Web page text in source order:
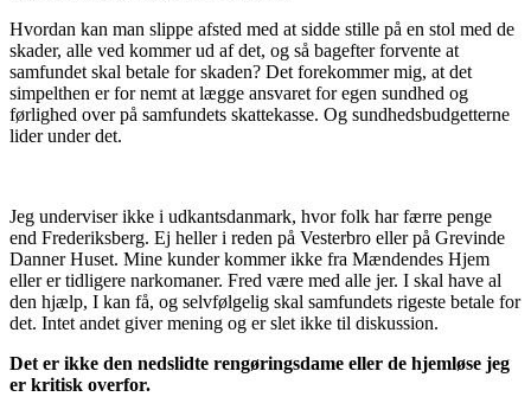
Hvordan kan man slippe afsted med at sidde stille på en stol med de
skader, alle ved kommer ud af det, og så bagefter forvente at
samfundet skal betale for skaden? Det forekommer mig, at det
simpelthen er for nemt at lægge ansvaret for egen sundhed og
førlighed over på samfundets skattekasse. Og sundhedsbudgetterne
lider under det.
Jeg underviser ikke i udkantsdanmark, hvor folk har færre penge
end Frederiksberg. Ej heller i reden på Vesterbro eller på Grevinde
Danner Huset. Mine kunder kommer ikke fra Mændendes Hjem
eller er tidligere narkomaner. Fred være med alle jer. I skal have al
den hjælp, I kan få, og selvfølgelig skal samfundets rigeste betale for
det. Intet andet giver mening og er slet ikke til diskussion.
Det er ikke den nedslidte rengøringsdame eller de hjemløse jeg
er kritisk overfor.